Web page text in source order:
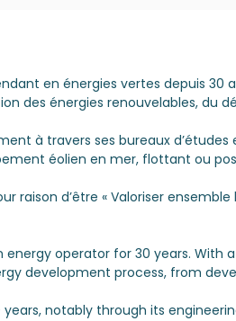
en énergies vertes depuis 30
des énergies renouvelables, du
à travers ses bureaux d’études
éolien en mer, flottant ou
raison d’être « Valoriser
energy operator for 30 years. With
development process, from
notably through its